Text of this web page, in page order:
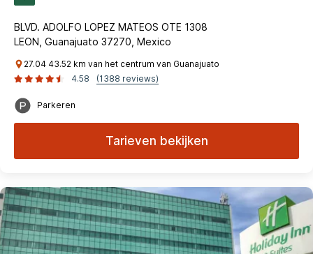
BLVD. ADOLFO LOPEZ MATEOS OTE 1308
LEON, Guanajuato 37270, Mexico
27.04 43.52 km van het centrum van Guanajuato
4.58
(1388 reviews)
Parkeren
Tarieven bekijken